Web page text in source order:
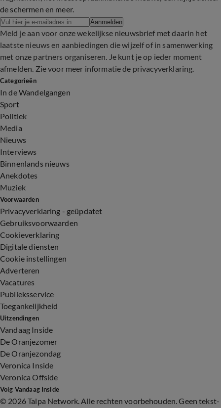
de schermen en meer.
Aanmelden
Meld je aan voor onze wekelijkse nieuwsbrief met daarin het
laatste nieuws en aanbiedingen die wijzelf of in samenwerking
met onze partners organiseren. Je kunt je op ieder moment
afmelden. Zie voor meer informatie de privacyverklaring.
Categorieën
In de Wandelgangen
Sport
Politiek
Media
Nieuws
Interviews
Binnenlands nieuws
Anekdotes
Muziek
Voorwaarden
Privacyverklaring - geüpdatet
Gebruiksvoorwaarden
Cookieverklaring
Digitale diensten
Cookie instellingen
Adverteren
Vacatures
Publieksservice
Toegankelijkheid
Uitzendingen
Vandaag Inside
De Oranjezomer
De Oranjezondag
Veronica Inside
Veronica Offside
Volg Vandaag Inside
© 2026 Talpa Network. Alle rechten voorbehouden. Geen tekst-